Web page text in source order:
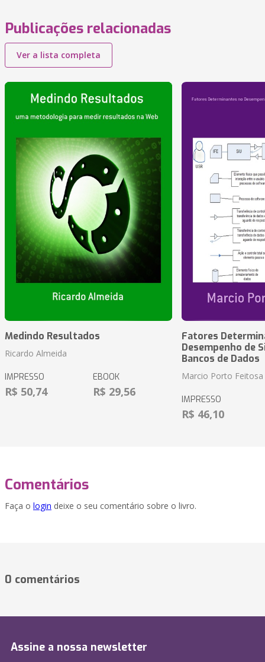
Publicações relacionadas
Ver a lista completa
Medindo Resultados
Ricardo Almeida
IMPRESSO
R$ 50,74
EBOOK
R$ 29,56
Fatores
Desempenho de
Bancos de Dados
Marcio Porto Feitosa
IMPRESSO
R$ 46,10
Comentários
Faça o login deixe o seu comentário sobre o livro.
0 comentários
Assine a nossa newsletter